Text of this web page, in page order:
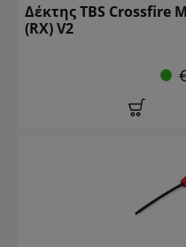
Δέκτης TBS Crossfire
(RX) V2